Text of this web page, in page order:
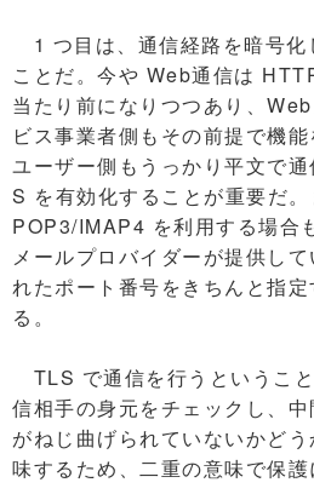
1 つ目は、通信経路を暗号化
ことだ。今や Web通信は
当たり前になりつつあり、
ビス事業者側もその前提で機能
ユーザー側もうっかり平文で
S を有効化することが重要だ
POP3/IMAP4 を利用する場合
メールプロバイダーが提供し
れたポート番号をきちんと指
る。
TLS で通信を行うというこ
信相手の身元をチェックし、
がねじ曲げられていないかど
味するため、二重の意味で保護